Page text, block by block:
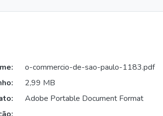
o-commercio-de-sao-paulo-1183.pdf
2,99 MB
Adobe Portable Document Format